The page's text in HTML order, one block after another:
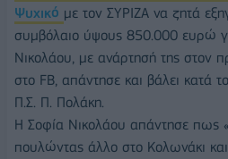
Ψυχικό με τον ΣΥΡΙΖΑ να ζητά
συμβόλαιο ύψους 850.000 ευρώ
Νικολάου, με ανάρτησή της στον
στο FB, απάντησε και βάλει κατά
Π.Σ. Π. Πολάκη.
Η Σοφία Νικολάου απάντησε πως
πουλώντας άλλο στο Κολωνάκι